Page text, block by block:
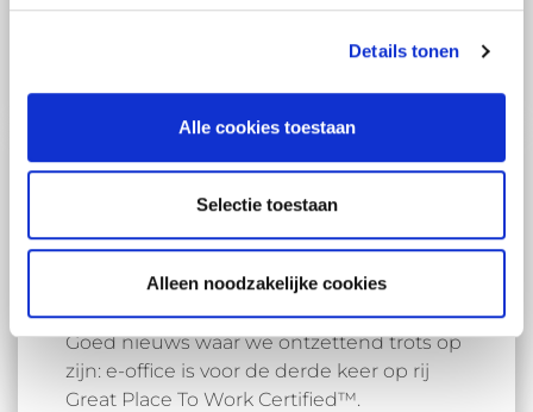
Details tonen
Alle cookies toestaan
Selectie toestaan
Alleen noodzakelijke cookies
Leestijd:5 min.
Voor de derde keer op rij
Great Place To Work
Certified™!
Goed nieuws waar we ontzettend trots op
zijn: e-office is voor de derde keer op rij
Great Place To Work Certified™.